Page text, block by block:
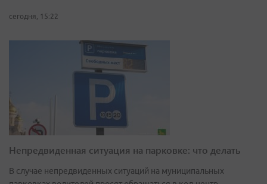
сегодня, 15:22
Непредвиденная ситуация на парковке: что делать
В случае непредвиденных ситуаций на муниципальных